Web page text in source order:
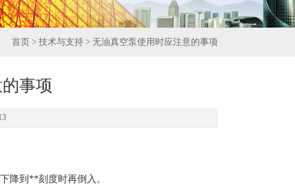
首页 > 技术与支持 > 无油真空泵使用时应注意的事项
事项
降到**刻度时再倒入。